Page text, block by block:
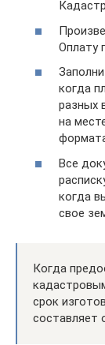
Оплату
когда
разных
на
Все
когда
свое
Когда
срок
составляет